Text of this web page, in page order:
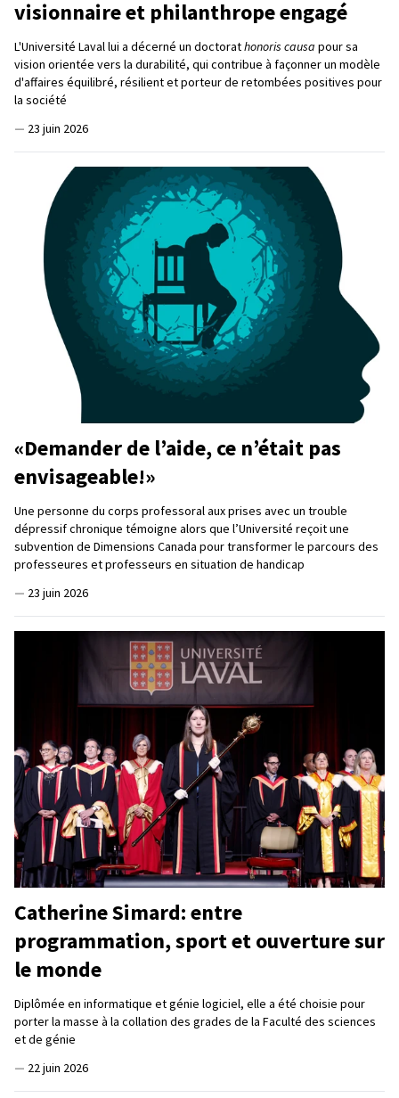
visionnaire et philanthrope engagé
L'Université Laval lui a décerné un doctorathonoris causa pour sa
vision orientée vers la durabilité, qui contribue à façonner un modèle
d'affaires équilibré, résilient et porteur de retombées positives pour
la société
— 23 juin 2026
«Demander de l’aide, ce n’était pas
envisageable!»
Une personne du corps professoral aux prises avec un trouble
dépressif chronique témoigne alors que l’Université reçoit une
subvention de Dimensions Canada pour transformer le parcours des
professeures et professeurs en situation de handicap
— 23 juin 2026
Catherine Simard: entre
programmation, sport et ouverture sur
le monde
Diplômée en informatique et génie logiciel, elle a été choisie pour
porter la masse à la collation des grades de la Faculté des sciences
et de génie
— 22 juin 2026